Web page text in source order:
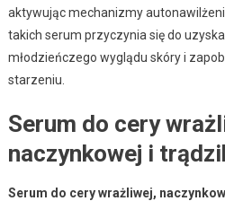
aktywując mechanizmy
takich serum przyczynia się do
młodzieńczego wyglądu skóry i
starzeniu.
Serum do cery
naczynkowej i
Serum do cery wrażliwej,